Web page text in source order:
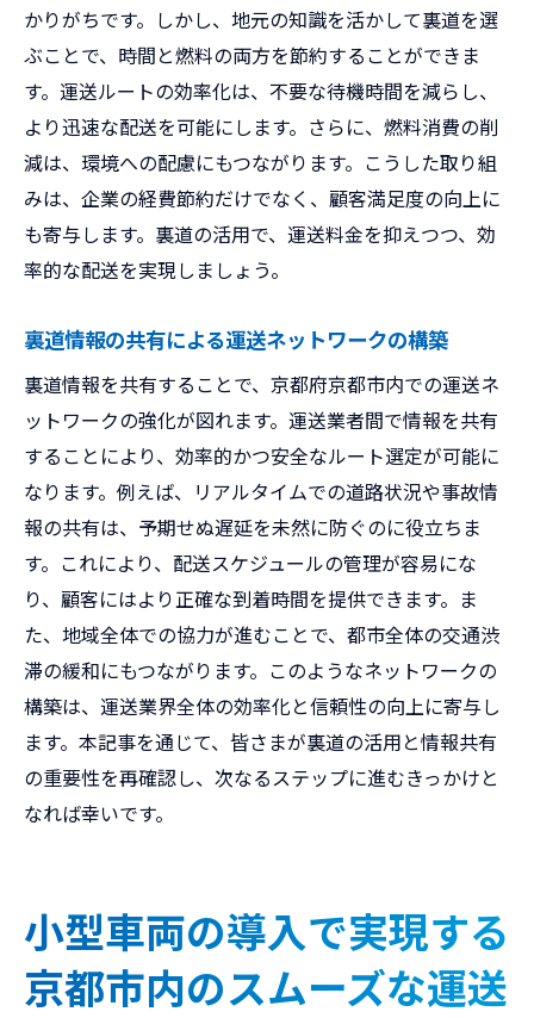
かりがちです。しかし、地元の知識を活かして裏道を選
ぶことで、時間と燃料の両方を節約することができま
す。運送ルートの効率化は、不要な待機時間を減らし、
より迅速な配送を可能にします。さらに、燃料消費の削
減は、環境への配慮にもつながります。こうした取り組
みは、企業の経費節約だけでなく、顧客満足度の向上に
も寄与します。裏道の活用で、運送料金を抑えつつ、効
率的な配送を実現しましょう。
裏道情報の共有による運送ネットワークの構築
裏道情報を共有することで、京都府京都市内での運送ネ
ットワークの強化が図れます。運送業者間で情報を共有
することにより、効率的かつ安全なルート選定が可能に
なります。例えば、リアルタイムでの道路状況や事故情
報の共有は、予期せぬ遅延を未然に防ぐのに役立ちま
す。これにより、配送スケジュールの管理が容易にな
り、顧客にはより正確な到着時間を提供できます。ま
た、地域全体での協力が進むことで、都市全体の交通渋
滞の緩和にもつながります。このようなネットワークの
構築は、運送業界全体の効率化と信頼性の向上に寄与し
ます。本記事を通じて、皆さまが裏道の活用と情報共有
の重要性を再確認し、次なるステップに進むきっかけと
なれば幸いです。
小型車両の導入で実現する
京都市内のスムーズな運送